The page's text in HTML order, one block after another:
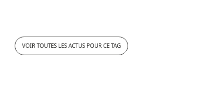
VOIR TOUTES LES ACTUS POUR CE TAG